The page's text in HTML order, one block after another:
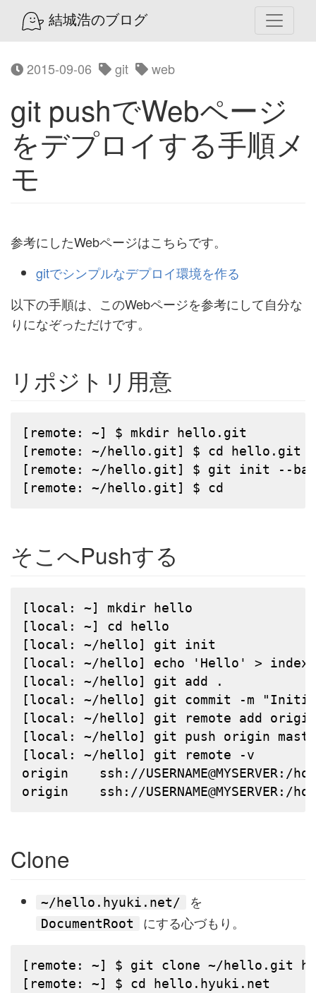
結城浩のブログ
2015-09-06 git web
git pushでWebページ
をデプロイする手順メ
モ
参考にしたWebページはこちらです。
gitでシンプルなデプロイ環境を作る
以下の手順は、このWebページを参考にして自分な
りになぞっただけです。
リポジトリ用意
[remote: ~] $ mkdir hello.git
[remote: ~/hello.git] $ cd hello.git
[remote: ~/hello.git] $ git init --
[remote: ~/hello.git] $ cd
そこへPushする
[local: ~] mkdir hello
[local: ~] cd hello
[local: ~/hello] git init
[local: ~/hello] echo 'Hello' >
[local: ~/hello] git add .
[local: ~/hello] git commit -m
[local: ~/hello] git remote add origin
[local: ~/hello] git push origin
[local: ~/hello] git remote -v
origin    ssh://USERNAME@MYSERVER:/
origin    ssh://USERNAME@MYSERVER:/
Clone
~/hello.hyuki.net/ を
DocumentRoot にする心づもり。
[remote: ~] $ git clone ~/hello.git
[remote: ~] $ cd hello.hyuki.net